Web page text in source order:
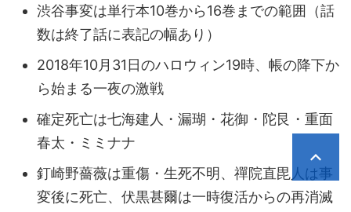
渋谷事変は単行本10巻から16巻までの範囲（話
数は終了話に表記の幅あり）
2018年10月31日のハロウィン19時、帳の降下か
ら始まる一夜の激戦
確定死亡は七海建人・漏瑚・花御・陀艮・重面
春太・ミミナナ
釘崎野薔薇は重傷・生死不明、禪院直毘人は事
変後に死亡、伏黒甚爾は一時復活からの再消滅